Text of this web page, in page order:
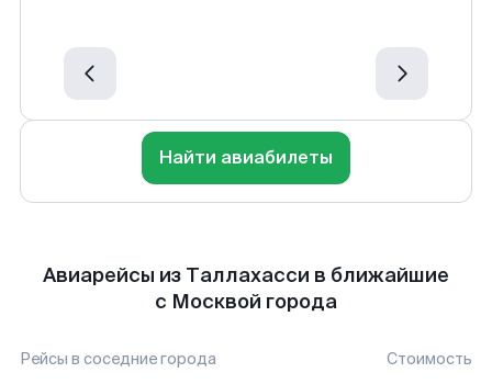
Найти авиабилеты
Авиарейсы из Таллахасси в ближайшие
с Москвой города
Рейсы в соседние города Стоимость